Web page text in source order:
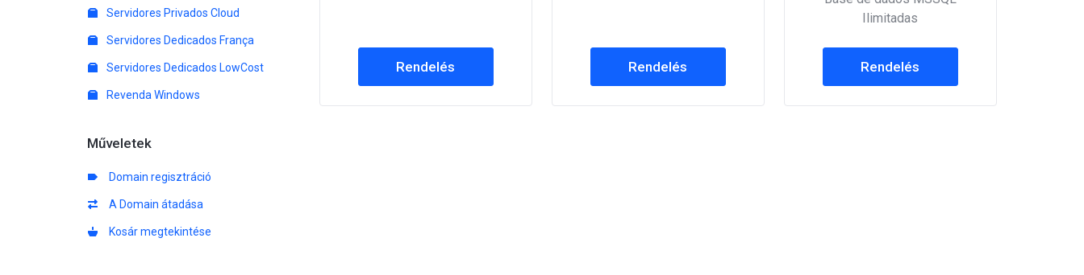
Servidores Privados Cloud
Servidores Dedicados França
Servidores Dedicados LowCost
Revenda Windows
Műveletek
Domain regisztráció
A Domain átadása
Kosár megtekintése
Rendelés Rendelés
Ilimitadas
Rendelés